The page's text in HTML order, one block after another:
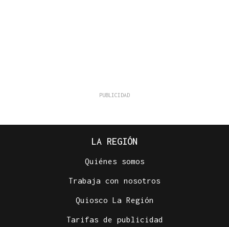
LA REGIÓN
Quiénes somos
Trabaja con nosotros
Quiosco La Región
Tarifas de publicidad